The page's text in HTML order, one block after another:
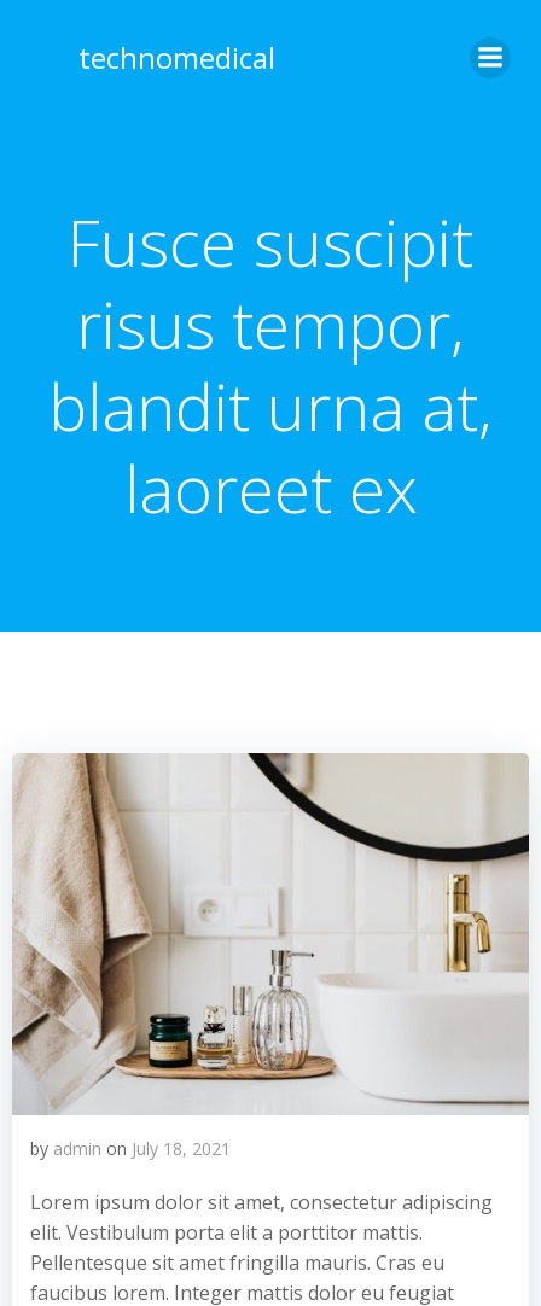
to
content
technomedical
Fusce suscipit
risus tempor,
blandit urna at,
laoreet ex
by admin on July 18, 2021
Lorem ipsum dolor sit amet, consectetur adipiscing
elit. Vestibulum porta elit a porttitor mattis.
Pellentesque sit amet fringilla mauris. Cras eu
faucibus lorem. Integer mattis dolor eu feugiat